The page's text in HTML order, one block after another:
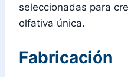
seleccionadas para
olfativa única.
Fabricación